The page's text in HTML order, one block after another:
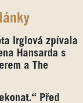
Irglová zpívala
Hansarda s
a The
Před